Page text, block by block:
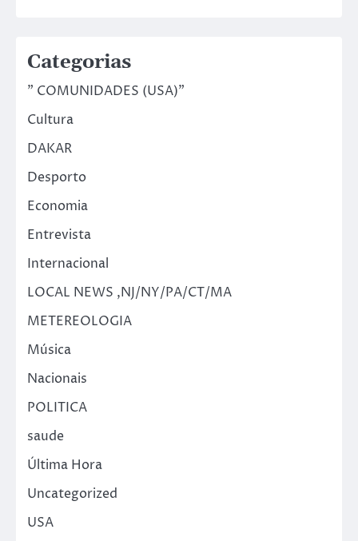
Categorias
" COMUNIDADES (USA)"
Cultura
DAKAR
Desporto
Economia
Entrevista
Internacional
LOCAL NEWS ,NJ/NY/PA/CT/MA
METEREOLOGIA
Música
Nacionais
POLITICA
saude
Última Hora
Uncategorized
USA